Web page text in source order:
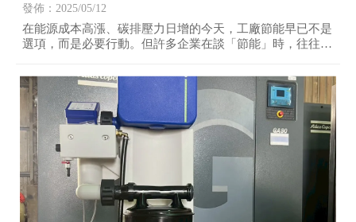
發佈：2025/05/12
在能源成本高漲、碳排壓力日增的今天，工廠節能早已不是
選項，而是必要行動。但許多企業在談「節能」時，往往陷
果？